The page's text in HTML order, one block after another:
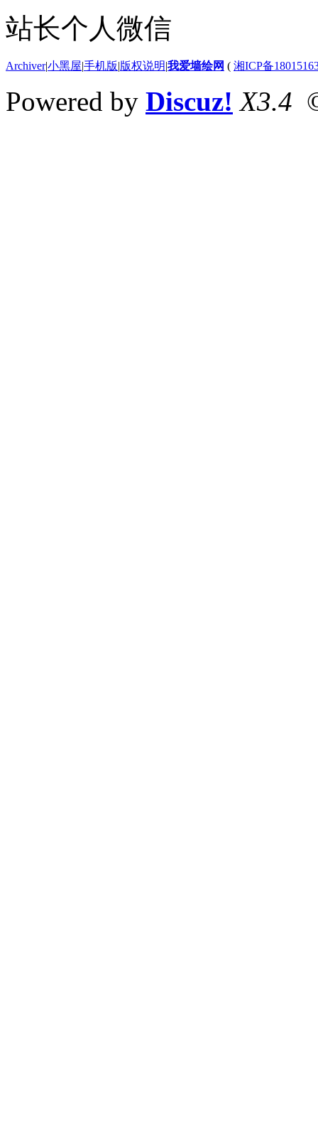
站长个人微信
Archiver|小黑屋|手机版|版权说明|我爱墙绘网 ( 湘ICP备
Powered by Discuz! X3.4